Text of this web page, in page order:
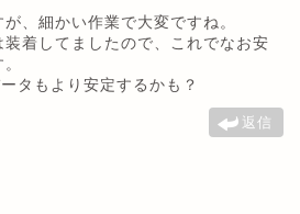
、細かい作業で大変ですね。
着してましたので、これでなお安
タもより安定するかも？
返信